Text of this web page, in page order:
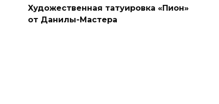
Художественная татуировка «Пион»
от Данилы-Мастера